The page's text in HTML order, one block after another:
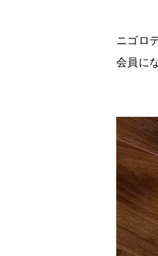
ニゴロ
会員に